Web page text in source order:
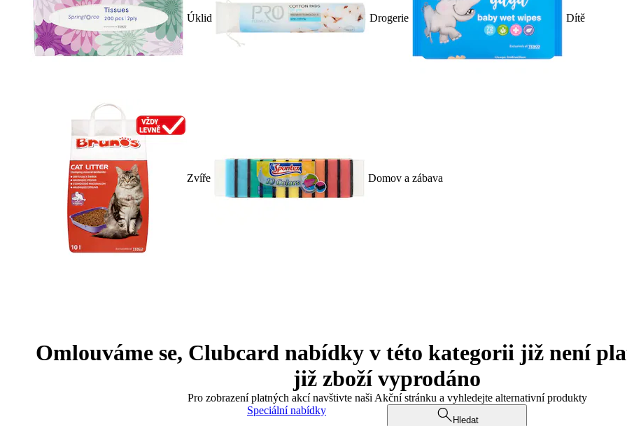
Úklid Drogerie Dítě
Zvíře Domov a zábava
Omlouváme se, Clubcard nabídky v této kategorii již není
již zboží vyprodáno
Pro zobrazení platných akcí navštivte naši Akční stránku a vyhledejte alternativní produkty
Speciální nabídky
Hledat